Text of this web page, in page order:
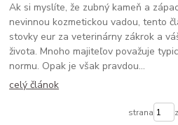
Ak si myslíte, že zubný kameň a
nevinnou kozmetickou vadou, tento
stovky eur za veterinárny zákrok a
života. Mnoho majiteľov považuje
normu. Opak je však pravdou...
celý článok
strana